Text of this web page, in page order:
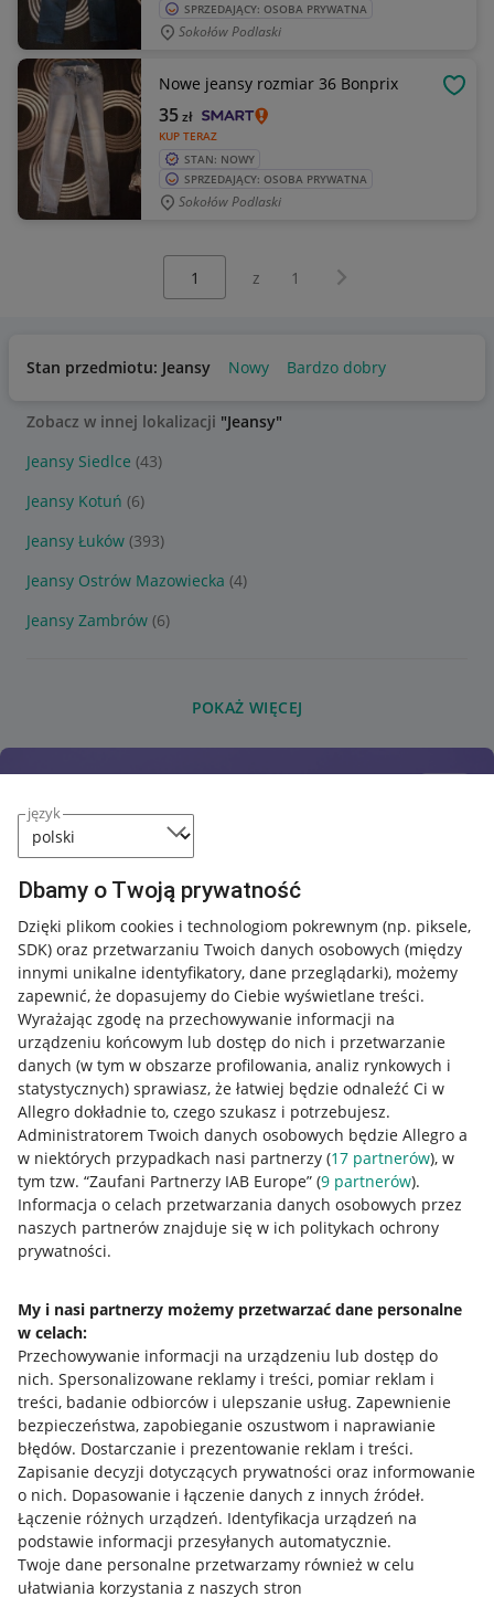
język
Dbamy o Twoją prywatność
Dzięki plikom cookies i technologiom pokrewnym (np. piksele,
SDK) oraz przetwarzaniu Twoich danych osobowych (między
innymi unikalne identyfikatory, dane przeglądarki), możemy
zapewnić, że dopasujemy do Ciebie wyświetlane treści.
Wyrażając zgodę na przechowywanie informacji na
urządzeniu końcowym lub dostęp do nich i przetwarzanie
danych (w tym w obszarze profilowania, analiz rynkowych i
statystycznych) sprawiasz, że łatwiej będzie odnaleźć Ci w
Allegro dokładnie to, czego szukasz i potrzebujesz.
Administratorem Twoich danych osobowych będzie Allegro a
w niektórych przypadkach nasi partnerzy (17 partnerów), w
tym tzw. “Zaufani Partnerzy IAB Europe” (9 partnerów).
Informacja o celach przetwarzania danych osobowych przez
naszych partnerów znajduje się w ich politykach ochrony
prywatności.
My i nasi partnerzy możemy przetwarzać dane personalne
w celach:
Przechowywanie informacji na urządzeniu lub dostęp do
nich. Spersonalizowane reklamy i treści, pomiar reklam i
treści, badanie odbiorców i ulepszanie usług. Zapewnienie
bezpieczeństwa, zapobieganie oszustwom i naprawianie
błędów. Dostarczanie i prezentowanie reklam i treści.
Zapisanie decyzji dotyczących prywatności oraz informowanie
o nich. Dopasowanie i łączenie danych z innych źródeł.
Łączenie różnych urządzeń. Identyfikacja urządzeń na
podstawie informacji przesyłanych automatycznie.
Twoje dane personalne przetwarzamy również w celu
ułatwiania korzystania z naszych stron
SPRZEDAJĄCY: OSOBA PRYWATNA
Sokołów Podlaski
Nowe jeansy rozmiar 36 Bonprix
KUP TERAZ
35zł
STAN: NOWY
SPRZEDAJĄCY: OSOBA PRYWATNA
Sokołów Podlaski
z 1 Następna strona
Stan przedmiotu: Jeansy Nowy Bardzo dobry
Zobacz w innej lokalizacji "Jeansy"
Jeansy Siedlce (43)
Jeansy Kotuń (6)
Jeansy Łuków (393)
Jeansy Ostrów Mazowiecka (4)
Jeansy Zambrów (6)
POKAŻ WIĘCEJ
Przydatne informacje
Jak to działa
Allegro Gadane dla sprzedających
Allegro Gadane dla kupujących
Mapa miejscowości
Informacje prawne
Regulamin
Polityka plików "cookies"
Ustawienia plików "cookies"